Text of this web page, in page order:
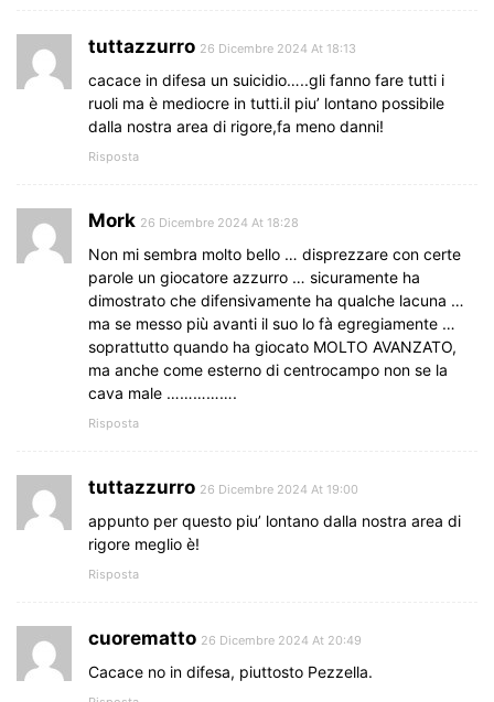
tuttazzurro 26 Dicembre 2024 At 18:13
cacace in difesa un suicidio…..gli fanno fare tutti i
ruoli ma è mediocre in tutti.il piu’ lontano possibile
dalla nostra area di rigore,fa meno danni!
Risposta
Mork 26 Dicembre 2024 At 18:28
Non mi sembra molto bello … disprezzare con certe
parole un giocatore azzurro … sicuramente ha
dimostrato che difensivamente ha qualche lacuna …
ma se messo più avanti il suo lo fà egregiamente …
soprattutto quando ha giocato MOLTO AVANZATO,
ma anche come esterno di centrocampo non se la
cava male …………….
Risposta
tuttazzurro 26 Dicembre 2024 At 19:00
appunto per questo piu’ lontano dalla nostra area di
rigore meglio è!
Risposta
cuorematto 26 Dicembre 2024 At 20:49
Cacace no in difesa, piuttosto Pezzella.